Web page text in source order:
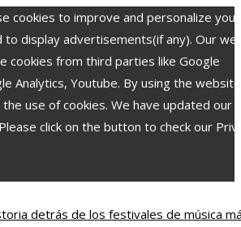
cookies to improve and personalize your
to display advertisements(if any). Our
cookies from third parties like Google
Analytics, Youtube. By using the
use of cookies. We have updated our
click on the button to check our
detrás de los festivales de música